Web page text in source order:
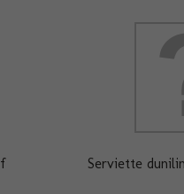
Serviette